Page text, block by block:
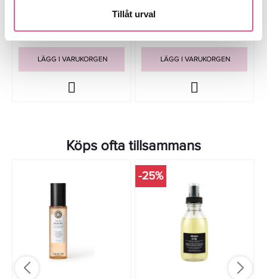
Tillåt urval
LÄGG I VARUKORGEN LÄGG I VARUKORGEN
Köps ofta tillsammans
-25%